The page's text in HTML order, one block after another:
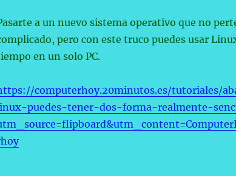
a un nuevo sistema operativo que no
pero con este truco puedes usar
en un solo PC.
computerhoy.20minutos.es/tutoriales/
puedes-tener-dos-forma-realmente-